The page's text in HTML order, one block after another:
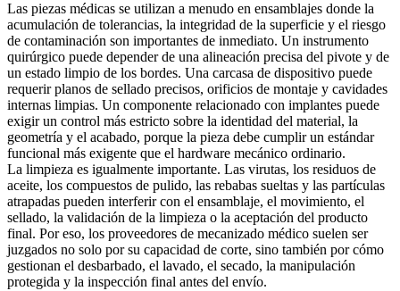
Las piezas médicas se utilizan a menudo en ensamblajes donde la
acumulación de tolerancias, la integridad de la superficie y el riesgo
de contaminación son importantes de inmediato. Un instrumento
quirúrgico puede depender de una alineación precisa del pivote y de
un estado limpio de los bordes. Una carcasa de dispositivo puede
requerir planos de sellado precisos, orificios de montaje y cavidades
internas limpias. Un componente relacionado con implantes puede
exigir un control más estricto sobre la identidad del material, la
geometría y el acabado, porque la pieza debe cumplir un estándar
funcional más exigente que el hardware mecánico ordinario.
La limpieza es igualmente importante. Las virutas, los residuos de
aceite, los compuestos de pulido, las rebabas sueltas y las partículas
atrapadas pueden interferir con el ensamblaje, el movimiento, el
sellado, la validación de la limpieza o la aceptación del producto
final. Por eso, los proveedores de mecanizado médico suelen ser
juzgados no solo por su capacidad de corte, sino también por cómo
gestionan el desbarbado, el lavado, el secado, la manipulación
protegida y la inspección final antes del envío.